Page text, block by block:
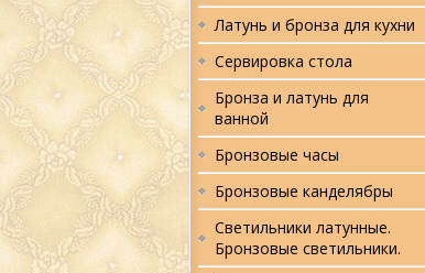
Латунь и бронза для кухни
Сервировка стола
Бронза и латунь для
ванной
Бронзовые часы
Бронзовые канделябры
Светильники латунные.
Бронзовые светильники.